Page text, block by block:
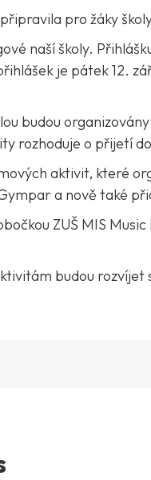
pro žáky
naší školy.
je pátek 12.
budou
rozhoduje o přijetí
aktivit, které
a nově také
ZUŠ MIS
budou